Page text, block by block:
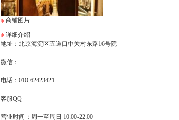
商铺图片
详细介绍
地址：北京海淀区五道口中关村东路16号院
微信：
电话：010-62423421
客服QQ
营业时间：周一至周日 10:00-22:00